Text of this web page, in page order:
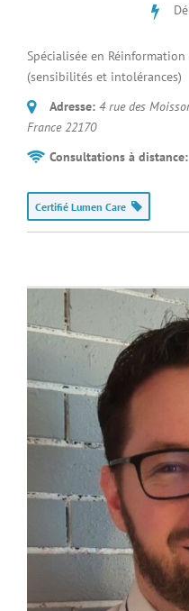
Spécialisée en
(sensibilités et intolérances)
Adresse: 4 rue des
France 22170
Consultations à distance:
Certifié Lumen Care